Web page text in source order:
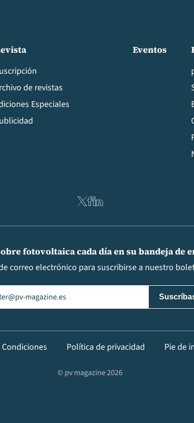
de revistas
Especiales
Eventos
fotovoltaica cada día en su bandeja de
correo electrónico para suscribirse a nuestro
Política de privacidad Pie de
© pv magazine 2026